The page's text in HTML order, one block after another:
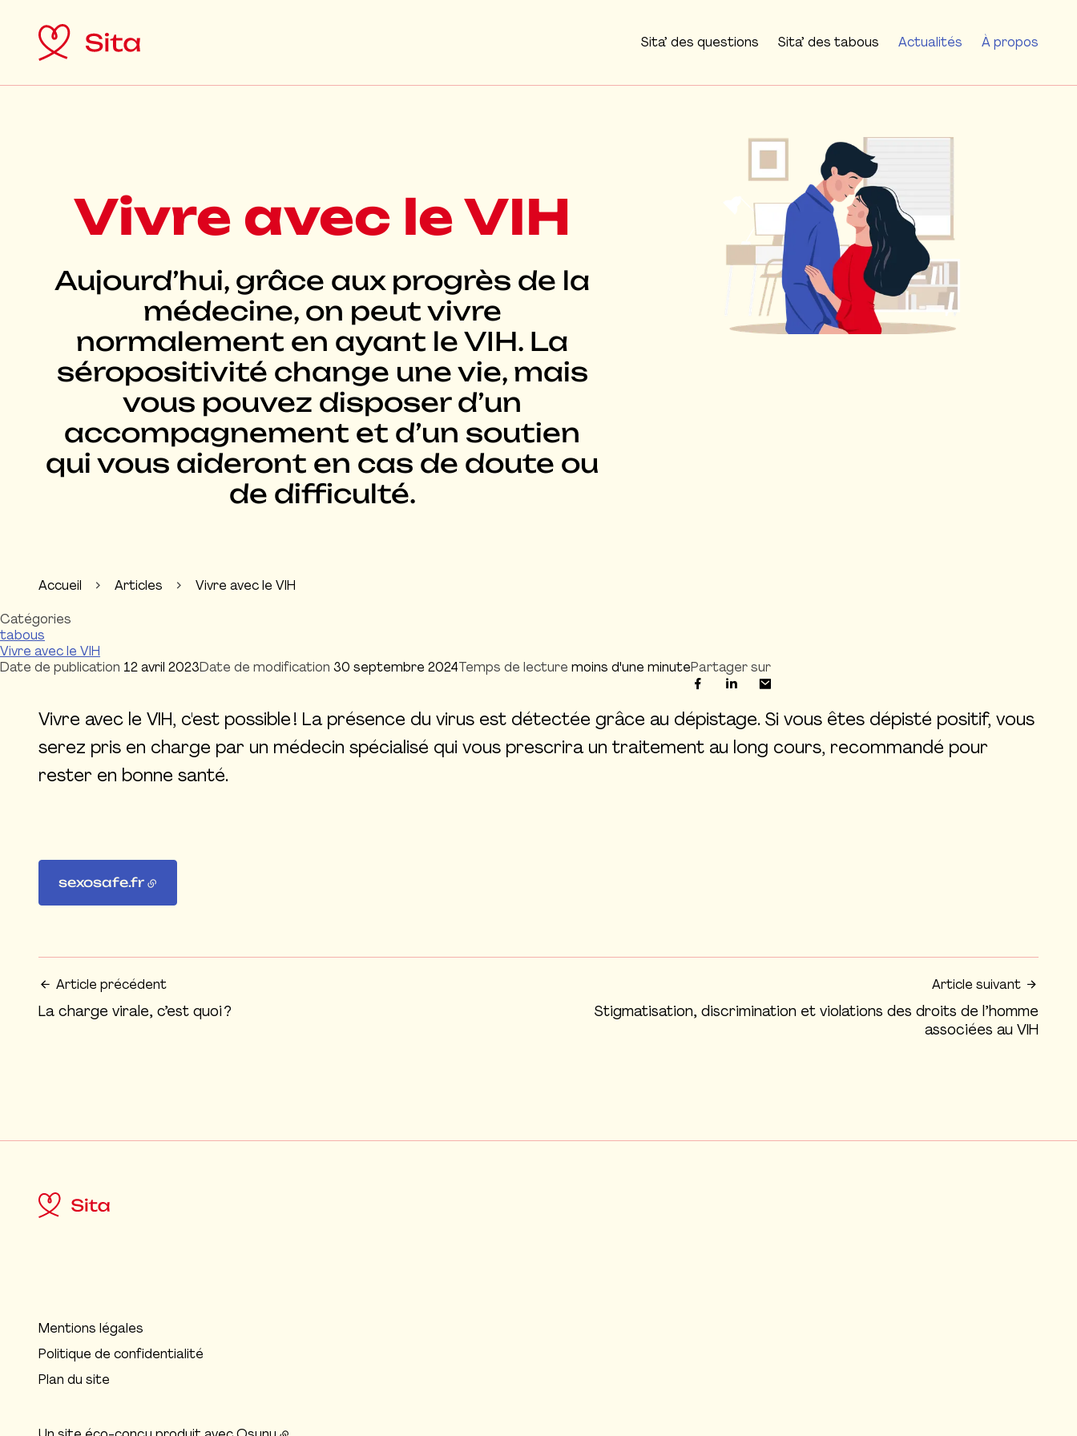
Sita’ des questions Sita’ des tabous Actualités À propos
Vivre avec le VIH
Aujourd’hui, grâce aux progrès de la
médecine, on peut vivre
normalement en ayant le VIH. La
séropositivité change une vie, mais
vous pouvez disposer d’un
accompagnement et d’un soutien
qui vous aideront en cas de doute ou
de difficulté.
Agrandir l'image
Accueil Articles
Vivre avec le VIH
Catégories
tabous
Vivre avec le VIH
Date de publication 12 avril 2023Date de modification 30 septembre 2024Temps de lecture moins d'une minutePartager sur
Vivre avec le VIH, c'est possible ! La présence du virus est détectée grâce au dépistage. Si vous êtes dépisté positif, vous
serez pris en charge par un médecin spécialisé qui vous prescrira un traitement au long cours, recommandé pour
rester en bonne santé.
sexosafe.fr
Article précédent
La charge virale, c’est quoi ?
Article suivant
Stigmatisation, discrimination et violations des droits de l’homme
associées au VIH
Mentions légales
Politique de confidentialité
Plan du site